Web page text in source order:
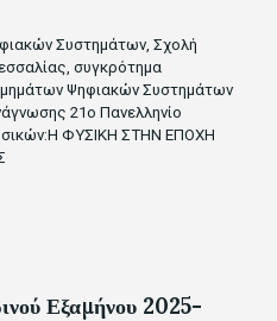
Συστημάτων, Σχολή
συγκρότημα
Ψηφιακών Συστημάτων
21ο Πανελληνίο
ΦΥΣΙΚΗ ΣΤΗΝ ΕΠΟΧΗ
Εξαμήνου 2025-